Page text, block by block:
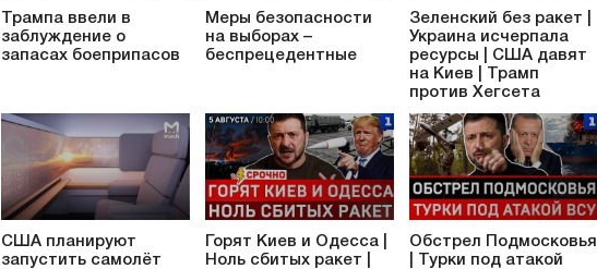
Трампа ввели в
заблуждение о
запасах боеприпасов
Меры безопасности
на выборах –
беспрецедентные
Зеленский без ракет |
Украина исчерпала
ресурсы | США давят
на Киев | Трамп
против Хегсета
США планируют
запустить самолёт
Горят Киев и Одесса |
Ноль сбитых ракет |
Обстрел Подмосковья
| Турки под атакой